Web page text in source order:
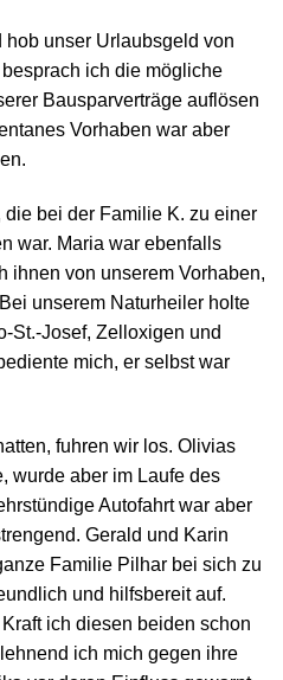
hob unser Urlaubsgeld von
ich die mögliche
Bausparverträge auflösen
Vorhaben war aber
bei der Familie K. zu einer
war. Maria war ebenfalls
ihnen von unserem Vorhaben,
unserem Naturheiler holte
St.-Josef, Zelloxigen und
mich, er selbst war
fuhren wir los. Olivias
wurde aber im Laufe des
Autofahrt war aber
Gerald und Karin
Familie Pilhar bei sich zu
und hilfsbereit auf.
ich diesen beiden schon
ich mich gegen ihre